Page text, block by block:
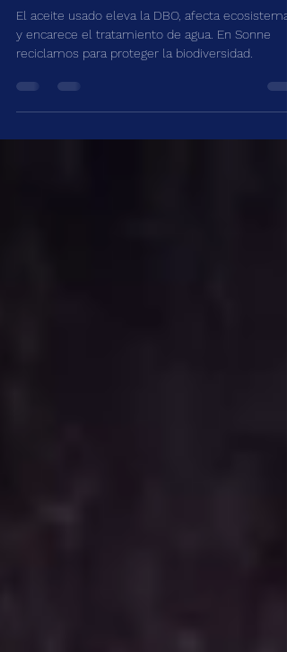
ambiente.
El aceite usado eleva la DBO, afecta
reciclamos para proteger la biodiversidad.